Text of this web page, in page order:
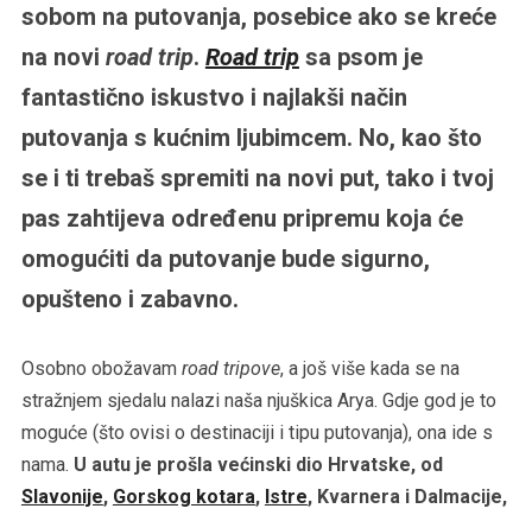
sobom na putovanja, posebice ako se kreće
na novi road trip. Road tripsa psom je
fantastično iskustvo i najlakši način
putovanja s kućnim ljubimcem. No, kao što
se i ti trebaš spremiti na novi put, tako i tvoj
pas zahtijeva određenu pripremu koja će
omogućiti da putovanje bude sigurno,
opušteno i zabavno.
Osobno obožavam road tripove, a još više kada se na
stražnjem sjedalu nalazi naša njuškica Arya. Gdje god je to
moguće (što ovisi o destinaciji i tipu putovanja), ona ide s
nama. U autu je prošla većinski dio Hrvatske, od
Slavonije, Gorskog kotara, Istre, Kvarnera i Dalmacije,